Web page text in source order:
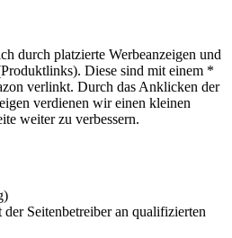
durch platzierte Werbeanzeigen und
Diese sind mit einem *
verlinkt. Durch das Anklicken der
verdienen wir einen kleinen
weiter zu verbessern.
Seitenbetreiber an qualifizierten